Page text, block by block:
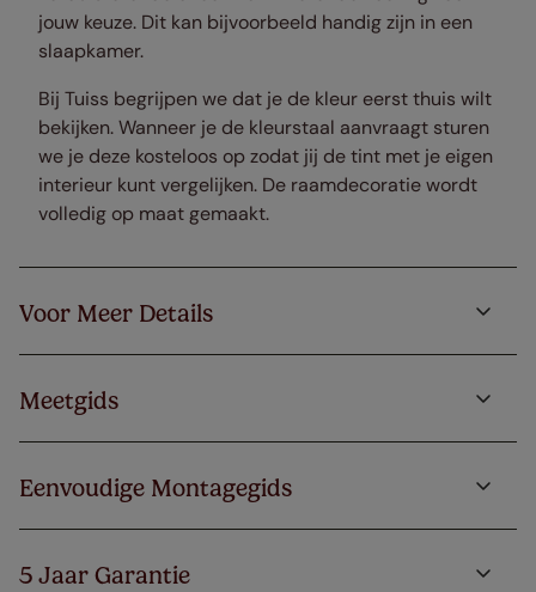
jouw keuze. Dit kan bijvoorbeeld handig zijn in een
slaapkamer.
Bij Tuiss begrijpen we dat je de kleur eerst thuis wilt
bekijken. Wanneer je de kleurstaal aanvraagt sturen
we je deze kosteloos op zodat jij de tint met je eigen
interieur kunt vergelijken. De raamdecoratie wordt
volledig op maat gemaakt.
Voor Meer Details
Meetgids
Eenvoudige Montagegids
5 Jaar Garantie